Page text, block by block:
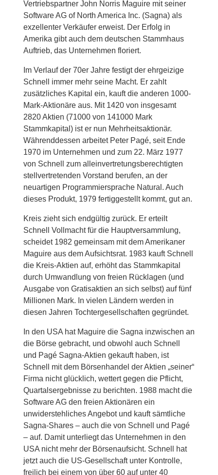
Vertriebspartner John Norris Maguire mit seiner
Software AG of North America Inc. (Sagna) als
exzellenter Verkäufer erweist. Der Erfolg in
Amerika gibt auch dem deutschen Stammhaus
Auftrieb, das Unternehmen floriert.
Im Verlauf der 70er Jahre festigt der ehrgeizige
Schnell immer mehr seine Macht. Er zahlt
zusätzliches Kapital ein, kauft die anderen 1000-
Mark-Aktionäre aus. Mit 1420 von insgesamt
2820 Aktien (71000 von 141000 Mark
Stammkapital) ist er nun Mehrheitsaktionär.
Währenddessen arbeitet Peter Pagé, seit Ende
1970 im Unternehmen und zum 22. März 1977
von Schnell zum alleinvertretungsberechtigten
stellvertretenden Vorstand berufen, an der
neuartigen Programmiersprache Natural. Auch
dieses Produkt, 1979 fertiggestellt kommt, gut an.
Kreis zieht sich endgültig zurück. Er erteilt
Schnell Vollmacht für die Hauptversammlung,
scheidet 1982 gemeinsam mit dem Amerikaner
Maguire aus dem Aufsichtsrat. 1983 kauft Schnell
die Kreis-Aktien auf, erhöht das Stammkapital
durch Umwandlung von freien Rücklagen (und
Ausgabe von Gratisaktien an sich selbst) auf fünf
Millionen Mark. In vielen Ländern werden in
diesen Jahren Tochtergesellschaften gegründet.
In den USA hat Maguire die Sagna inzwischen an
die Börse gebracht, und obwohl auch Schnell
und Pagé Sagna-Aktien gekauft haben, ist
Schnell mit dem Börsenhandel der Aktien „seiner“
Firma nicht glücklich, wettert gegen die Pflicht,
Quartalsergebnisse zu berichten. 1988 macht die
Software AG den freien Aktionären ein
unwiderstehliches Angebot und kauft sämtliche
Sagna-Shares – auch die von Schnell und Pagé
– auf. Damit unterliegt das Unternehmen in den
USA nicht mehr der Börsenaufsicht. Schnell hat
jetzt auch die US-Gesellschaft unter Kontrolle,
freilich bei einem von über 60 auf unter 40